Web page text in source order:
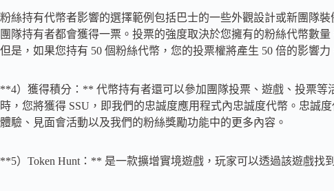
粉絲持有代幣者影響的選擇範例包括巴士的一些外觀設計或新團隊
團隊持有者都會獲得一票。投票的強度取決於您擁有的粉絲代幣數
但是，如果您持有 50 個粉絲代幣，您的投票權將產生 50 倍的影響力
**4）獲得積分：** 代幣持有者還可以參加團隊投票、遊戲、投票等
時，您將獲得 SSU，即我們的忠誠度應用程式內忠誠度代幣。忠誠
體驗、見面會活動以及我們的粉絲獎勵功能中的更多內容。
**5）Token Hunt：** 是一款擴增實境遊戲，玩家可以透過該遊戲找